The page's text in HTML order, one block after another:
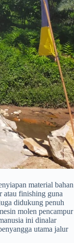
material bahan
atau finishing guna
didukung penuh
molen pencampur
ini dinalar
utama jalur